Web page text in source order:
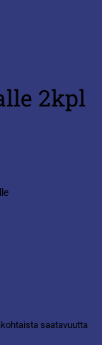
2kpl
saatavuutta